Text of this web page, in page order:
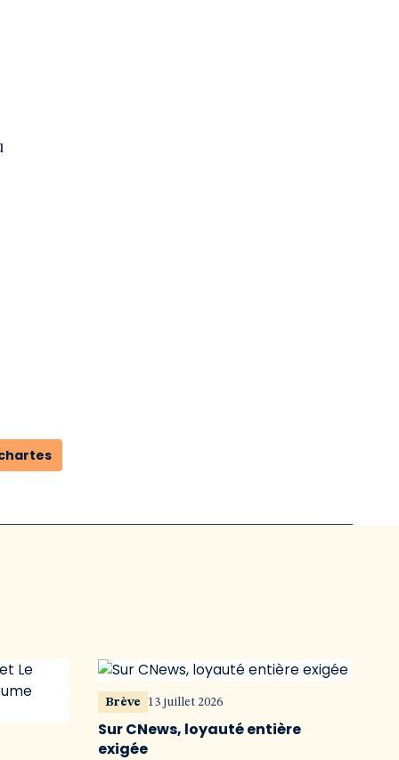
Brève 13 juillet 2026
Sur CNews, loyauté entière
exigée